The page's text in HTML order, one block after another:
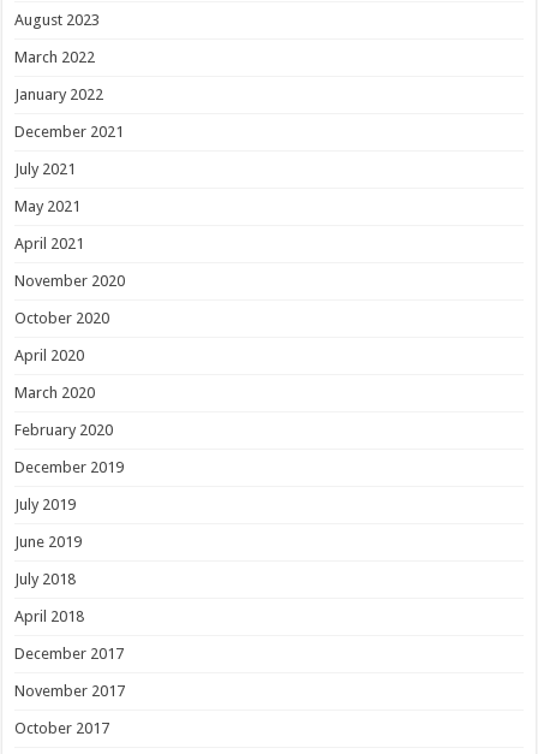
August 2023
March 2022
January 2022
December 2021
July 2021
May 2021
April 2021
November 2020
October 2020
April 2020
March 2020
February 2020
December 2019
July 2019
June 2019
July 2018
April 2018
December 2017
November 2017
October 2017